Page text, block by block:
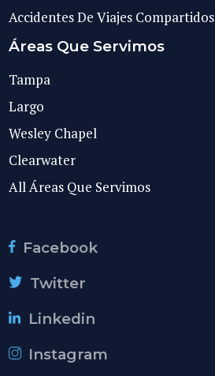
Accidentes De Viajes Compartidos
Áreas Que Servimos
Tampa
Largo
Wesley Chapel
Clearwater
All Áreas Que Servimos
Facebook
Twitter
Linkedin
Instagram